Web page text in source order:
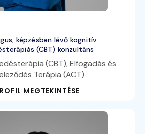
képzésben lévő kognitív
(CBT) konzultáns
(CBT), Elfogadás és
Terápia (ACT)
MEGTEKINTÉSE